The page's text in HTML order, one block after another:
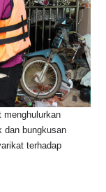
menghulurkan
dan bungkusan
terhadap